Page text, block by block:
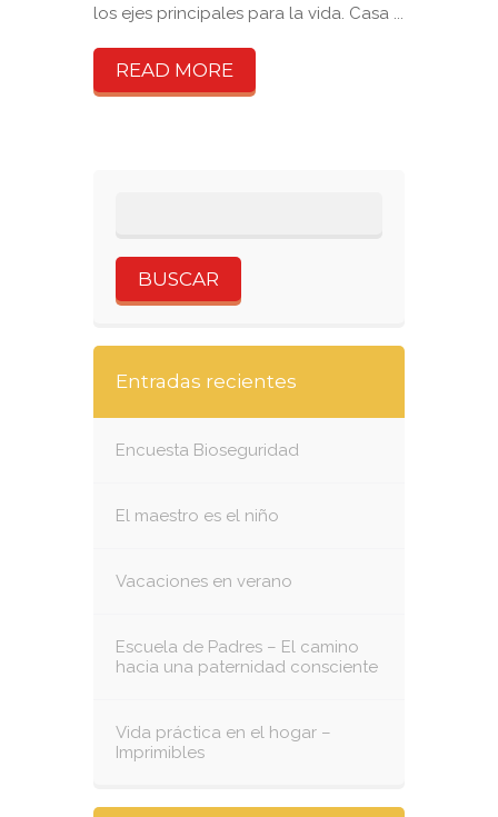
los ejes principales para la vida. Casa ...
READ MORE
Entradas recientes
Encuesta Bioseguridad
El maestro es el niño
Vacaciones en verano
Escuela de Padres – El camino
hacia una paternidad consciente
Vida práctica en el hogar –
Imprimibles